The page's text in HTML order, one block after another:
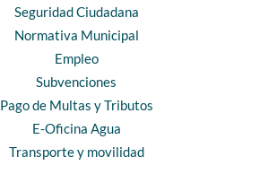
Seguridad Ciudadana
Normativa Municipal
Empleo
Subvenciones
Pago de Multas y Tributos
E-Oficina Agua
Transporte y movilidad